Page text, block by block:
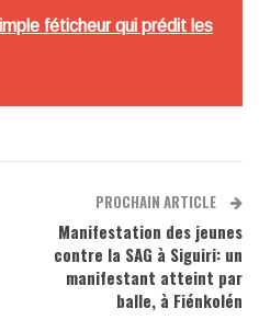
féticheur qui prédit les
PROCHAIN ARTICLE
Manifestation des jeunes
contre la SAG à Siguiri: un
manifestant atteint par
balle, à Fiénkolén